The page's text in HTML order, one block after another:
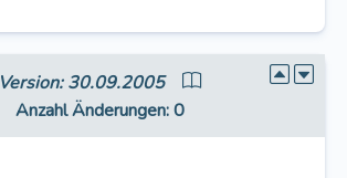
Version: 30.09.2005
Anzahl Änderungen: 0